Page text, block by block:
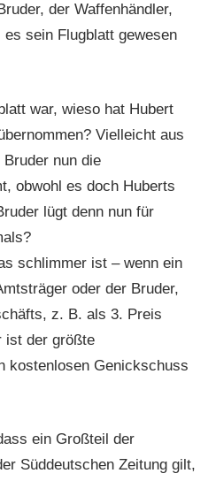
der Waffenhändler,
sein Flugblatt gewesen
war, wieso hat Hubert
Vielleicht aus
nun die
obwohl es doch Huberts
lügt denn nun für
schlimmer ist – wenn ein
oder der Bruder,
z. B. als 3. Preis
ist der größte
kostenlosen Genickschuss
ein Großteil der
Süddeutschen Zeitung gilt,